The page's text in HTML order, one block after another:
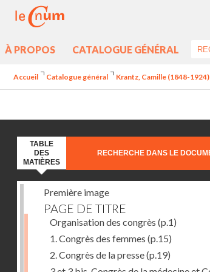
À PROPOS CATALOGUE GÉNÉRAL
Accueil Catalogue général Krantz, Camille (1848-
TABLE
DES
MATIÈRES
RECHERCHE DANS LE
Première image
PAGE DE TITRE
Organisation des congrès (p.1)
1. Congrès des femmes (p.15)
2. Congrès de la presse(p.19)